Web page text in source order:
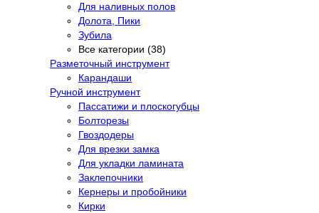
Для наливных полов
Долота, Пики
Зубила
Все категории (38)
Разметочный инструмент
Карандаши
Ручной инструмент
Пассатижи и плоскогубцы
Болторезы
Гвоздодеры
Для врезки замка
Для укладки ламината
Заклепочники
Кернеры и пробойники
Кирки